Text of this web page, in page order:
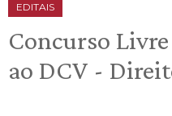
EDITAIS
Concurso
ao DCV -